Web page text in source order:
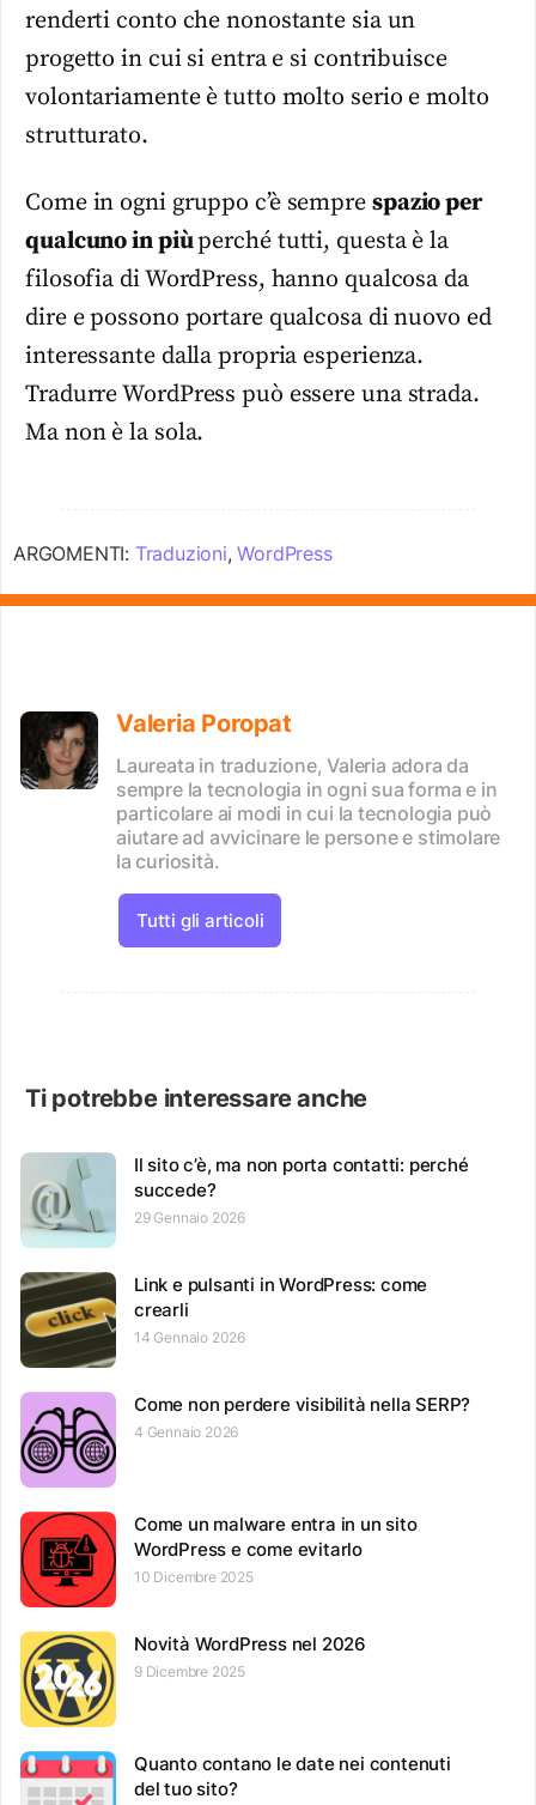
renderti conto che nonostante sia un
progetto in cui si entra e si contribuisce
volontariamente è tutto molto serio e molto
strutturato.
Come in ogni gruppo c’è sempre spazio per
qualcuno in piùperché tutti, questa è la
filosofia di WordPress, hanno qualcosa da
dire e possono portare qualcosa di nuovo ed
interessante dalla propria esperienza.
Tradurre WordPress può essere una strada.
Ma non è la sola.
ARGOMENTI: Traduzioni,WordPress
Valeria Poropat
Laureata in traduzione, Valeria adora da
sempre la tecnologia in ogni sua forma e in
particolare ai modi in cui la tecnologia può
aiutare ad avvicinare le persone e stimolare
la curiosità.
Tutti gli articoli
Ti potrebbe interessare anche
Il sito c’è, ma non porta contatti: perché
succede?
29 Gennaio 2026
Link e pulsanti in WordPress: come
crearli
14 Gennaio 2026
Come non perdere visibilità nella SERP?
4 Gennaio 2026
Come un malware entra in un sito
WordPress e come evitarlo
10 Dicembre 2025
Novità WordPress nel 2026
9 Dicembre 2025
Quanto contano le date nei contenuti
del tuo sito?